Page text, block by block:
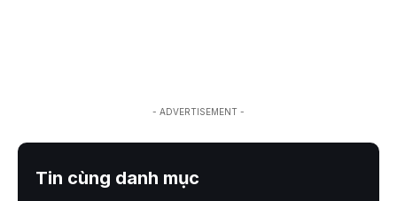
- ADVERTISEMENT -
Tin cùng danh mục